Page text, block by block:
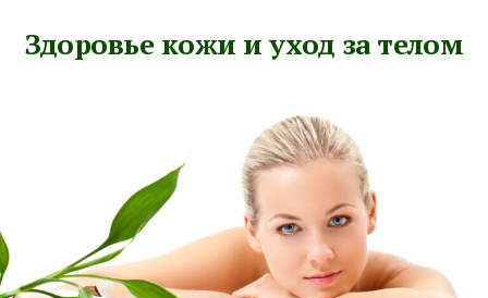
Здоровье кожи и уход за телом